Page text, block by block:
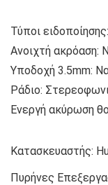
Τύποι
Ανοιχτή ακρόαση:
Υποδοχή 3.5mm:
Ράδιο:
Ενεργή ακύρωση
Κατασκευαστής:
Πυρήνες